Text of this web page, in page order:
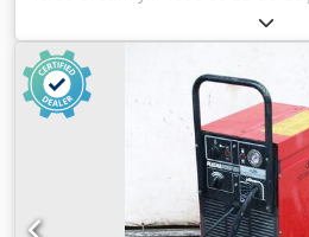
40 Amp. Ayar aralığı 40 ve 80
kesme kapasitesi maks. 25 mm
metre Dodjdzqccjpfx Ammock
ile 400 Volt. fiş - El feneri CLOOS
600 x 750 mm Ağırlık 160 kg iyi